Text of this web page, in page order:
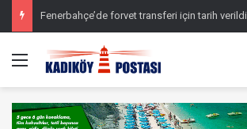
Fenerbahçe’de forvet transferi için tarih verildi
Menü